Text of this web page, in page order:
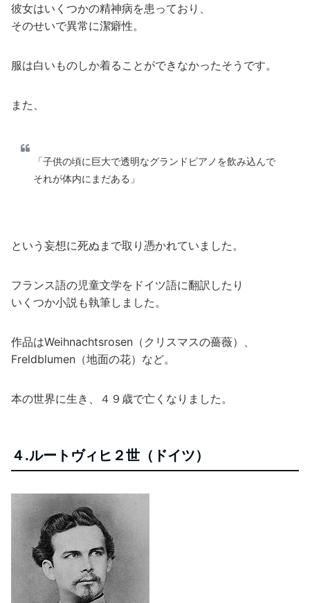
彼女はいくつかの精神病を患っており、
そのせいで異常に潔癖性。
服は白いものしか着ることができなかったそうです。
また、
「子供の頃に巨大で透明なグランドピアノを飲み込んで
それが体内にまだある」
という妄想に死ぬまで取り憑かれていました。
フランス語の児童文学をドイツ語に翻訳したり
いくつか小説も執筆しました。
作品はWeihnachtsrosen（クリスマスの薔薇）、
Freldblumen（地面の花）など。
本の世界に生き、４９歳で亡くなりました。
４.ルートヴィヒ２世（ドイツ）